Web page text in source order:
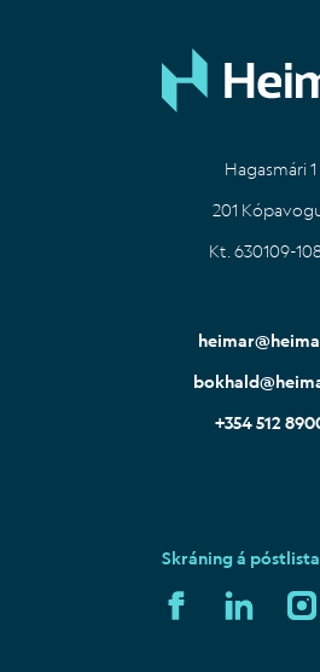
Hagasmári 1
201
Kt. 630109-
+354 512
Skráning á póstlista